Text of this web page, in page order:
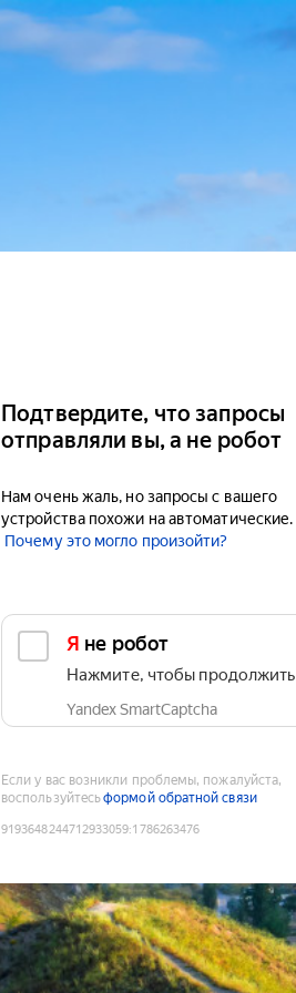
Подтвердите, что запросы
отправляли вы, а не робот
Нам очень жаль, но запросы с вашего
устройства похожи на автоматические.
Почему это могло произойти?
Я не робот
Нажмите, чтобы продолжить
Yandex SmartCaptcha
Если у вас возникли проблемы, пожалуйста,
воспользуйтесьформой обратной связи
9193648244712933059:1786263476